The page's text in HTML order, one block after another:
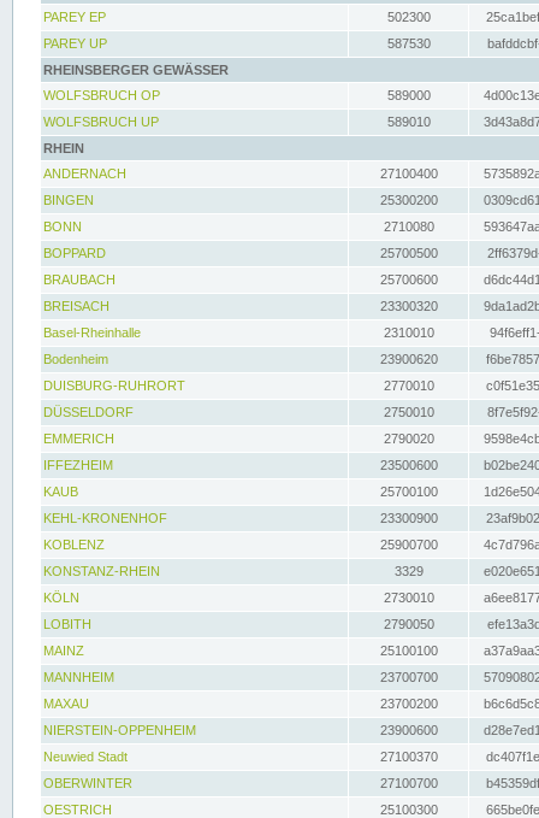
PAREY EP
502300
PAREY UP
587530
RHEINSBERGER GEWÄSSER
WOLFSBRUCH OP
589000
WOLFSBRUCH UP
589010
RHEIN
ANDERNACH
27100400
BINGEN
25300200
BONN
2710080
BOPPARD
25700500
BRAUBACH
25700600
BREISACH
23300320
Basel-Rheinhalle
2310010
Bodenheim
23900620
DUISBURG-RUHRORT
2770010
DÜSSELDORF
2750010
EMMERICH
2790020
IFFEZHEIM
23500600
KAUB
25700100
KEHL-KRONENHOF
23300900
KOBLENZ
25900700
KONSTANZ-RHEIN
3329
KÖLN
2730010
LOBITH
2790050
MAINZ
25100100
MANNHEIM
23700700
MAXAU
23700200
NIERSTEIN-OPPENHEIM
23900600
Neuwied Stadt
27100370
OBERWINTER
27100700
OESTRICH
25100300